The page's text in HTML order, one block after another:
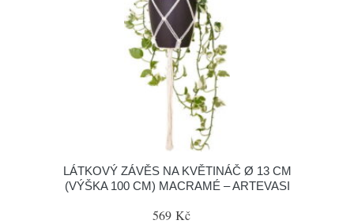
LÁTKOVÝ ZÁVĚS NA KVĚTINÁČ Ø 13 CM
(VÝŠKA 100 CM) MACRAMÉ – ARTEVASI
569 Kč